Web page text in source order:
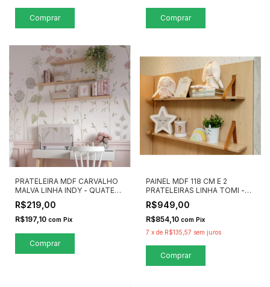
Comprar
PRATELEIRA MDF CARVALHO
MALVA LINHA INDY - QUATER
MÓVEIS
R$219,00
R$197,10 com Pix
PAINEL MDF 118 CM E 2
PRATELEIRAS LINHA TOMI -
QUATER MÓVEIS
R$949,00
R$854,10 com Pix
7 x de R$135,57 sem juros